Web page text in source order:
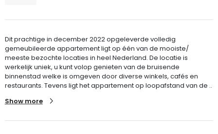
Dit prachtige in december 2022 opgeleverde volledig
gemeubileerde appartement ligt op één van de mooiste/
meeste bezochte locaties in heel Nederland. De locatie is
werkelijk uniek, u kunt volop genieten van de bruisende
binnenstad welke is omgeven door diverse winkels, cafés en
restaurants. Tevens ligt het appartement op loopafstand van de ..
Show more